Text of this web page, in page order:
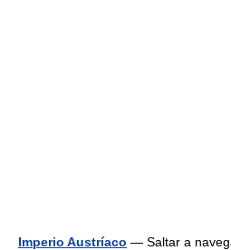
Imperio Austríaco — Saltar a